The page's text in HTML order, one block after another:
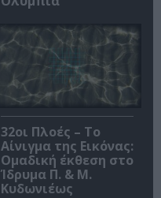
32οι Πλοές – Το
Αίνιγμα της Εικόνας:
Ομαδική έκθεση στο
Ίδρυμα Π. & Μ.
Κυδωνιέως